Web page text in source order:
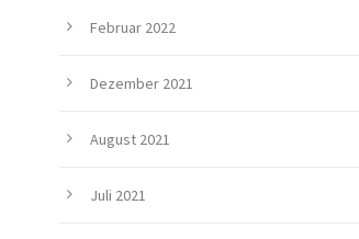
Februar 2022
Dezember 2021
August 2021
Juli 2021